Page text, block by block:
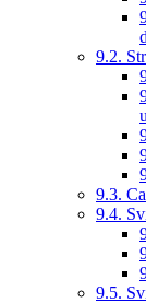
9.2.
9.3.
9.4.
9.5.